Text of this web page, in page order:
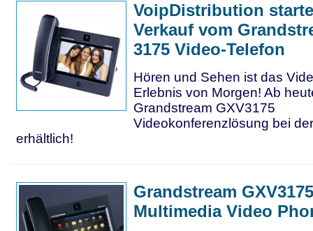
VoipDistribution
Verkauf vom
3175 Video-Telefon
Hören und Sehen ist das
Erlebnis von Morgen! Ab
Grandstream GXV3175
Videokonferenzlösung bei
erhältlich!
Grandstream
Multimedia Video